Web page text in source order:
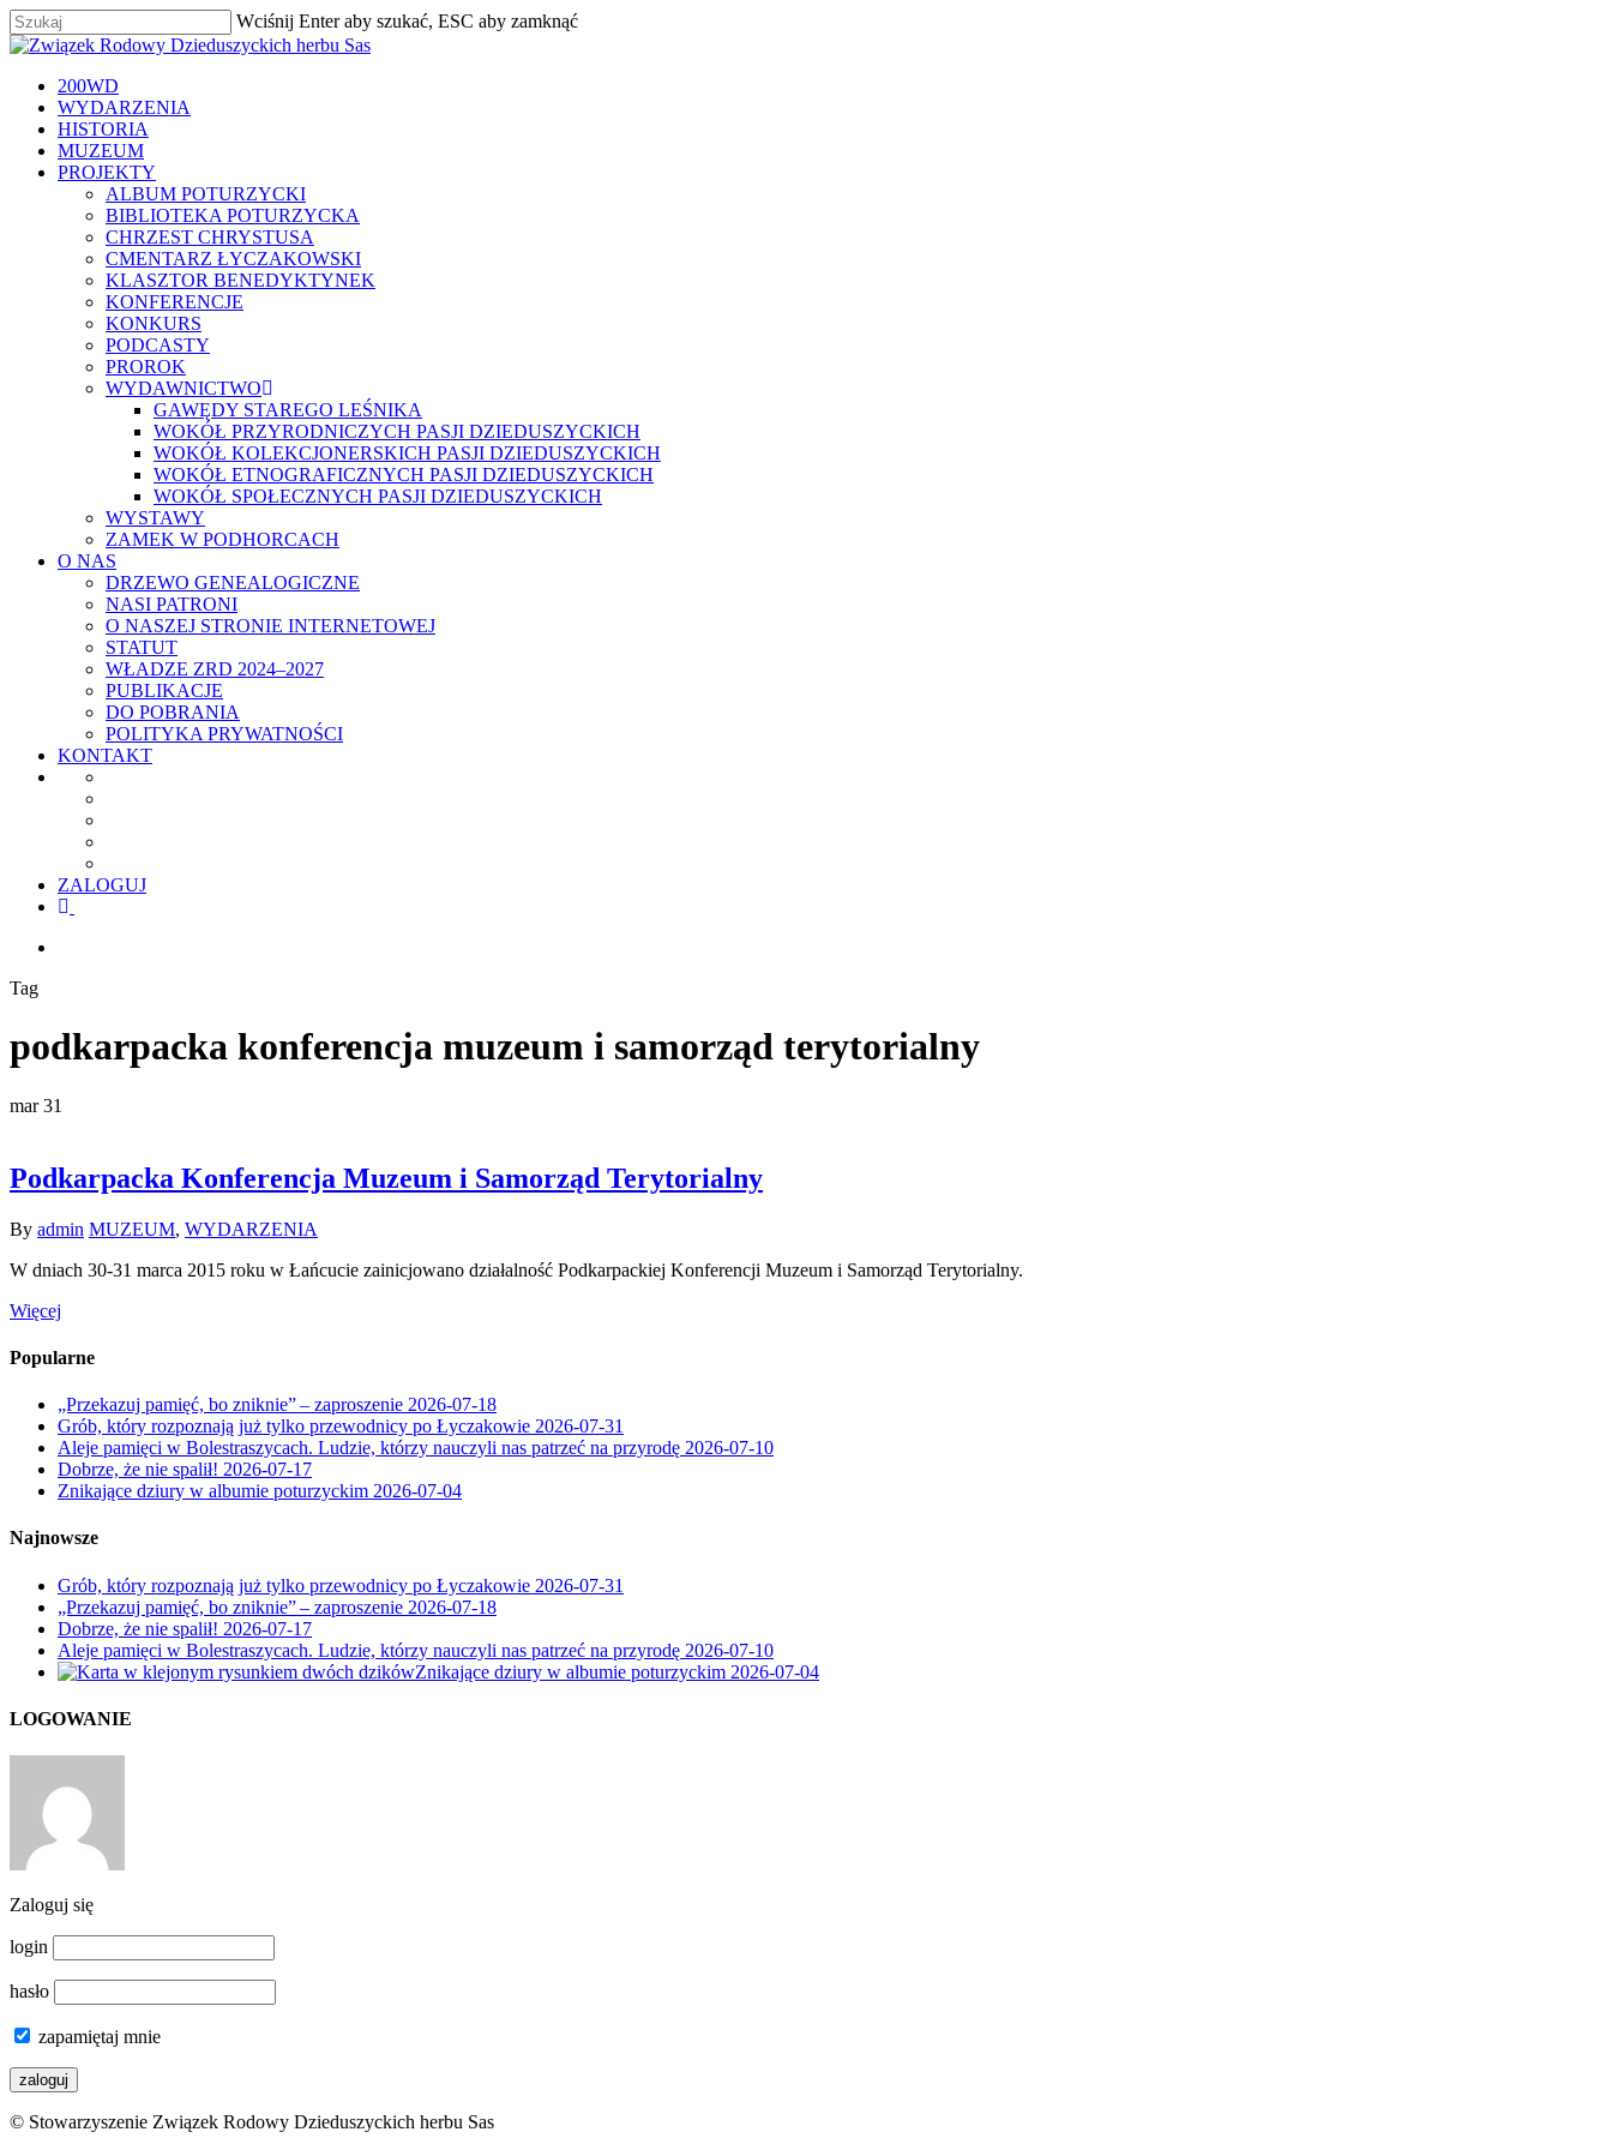
Skip
to
content
Wciśnij Enter aby szukać, ESC aby zamknąć
Zamknij
szukaj
Menu
200WD
WYDARZENIA
HISTORIA
MUZEUM
PROJEKTY
ALBUM POTURZYCKI
BIBLIOTEKA POTURZYCKA
CHRZEST CHRYSTUSA
CMENTARZ ŁYCZAKOWSKI
KLASZTOR BENEDYKTYNEK
KONFERENCJE
KONKURS
PODCASTY
PROROK
WYDAWNICTWO
GAWĘDY STAREGO LEŚNIKA
WOKÓŁ PRZYRODNICZYCH PASJI DZIEDUSZYCKICH
WOKÓŁ KOLEKCJONERSKICH PASJI DZIEDUSZYCKICH
WOKÓŁ ETNOGRAFICZNYCH PASJI DZIEDUSZYCKICH
WOKÓŁ SPOŁECZNYCH PASJI DZIEDUSZYCKICH
WYSTAWY
ZAMEK W PODHORCACH
O NAS
DRZEWO GENEALOGICZNE
NASI PATRONI
O NASZEJ STRONIE INTERNETOWEJ
STATUT
WŁADZE ZRD 2024–2027
PUBLIKACJE
DO POBRANIA
POLITYKA PRYWATNOŚCI
KONTAKT
ZALOGUJ
facebook
Tag
podkarpacka konferencja muzeum i samorząd terytorialny
mar 31
Podkarpacka Konferencja Muzeum i Samorząd Terytorialny
By admin MUZEUM, WYDARZENIA
W dniach 30-31 marca 2015 roku w Łańcucie zainicjowano działalność Podkarpackiej Konferencji Muzeum i Samorząd Terytorialny.
Więcej
Popularne
„Przekazuj pamięć, bo zniknie” – zaproszenie 2026-07-18
Grób, który rozpoznają już tylko przewodnicy po Łyczakowie 2026-07-31
Aleje pamięci w Bolestraszycach. Ludzie, którzy nauczyli nas patrzeć na przyrodę 2026-07-10
Dobrze, że nie spalił! 2026-07-17
Znikające dziury w albumie poturzyckim 2026-07-04
Najnowsze
Grób, który rozpoznają już tylko przewodnicy po Łyczakowie 2026-07-31
„Przekazuj pamięć, bo zniknie” – zaproszenie 2026-07-18
Dobrze, że nie spalił! 2026-07-17
Aleje pamięci w Bolestraszycach. Ludzie, którzy nauczyli nas patrzeć na przyrodę 2026-07-10
Znikające dziury w albumie poturzyckim 2026-07-04
LOGOWANIE
Zaloguj się
login
hasło
zapamiętaj mnie
© Stowarzyszenie Związek Rodowy Dzieduszyckich herbu Sas